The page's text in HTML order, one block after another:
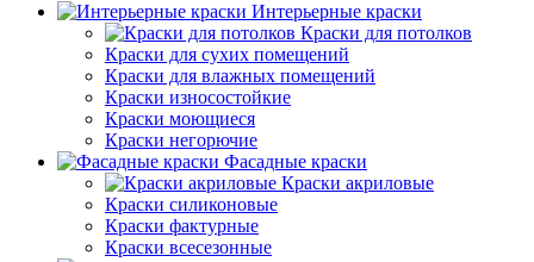
Интерьерные краски
Краски для потолков
Краски для сухих помещений
Краски для влажных помещений
Краски износостойкие
Краски моющиеся
Краски негорючие
Фасадные краски
Краски акриловые
Краски силиконовые
Краски фактурные
Краски всесезонные